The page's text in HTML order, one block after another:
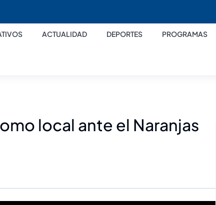
ACTUALIDAD DEPORTES PROGRAMAS
local ante el Naranjas